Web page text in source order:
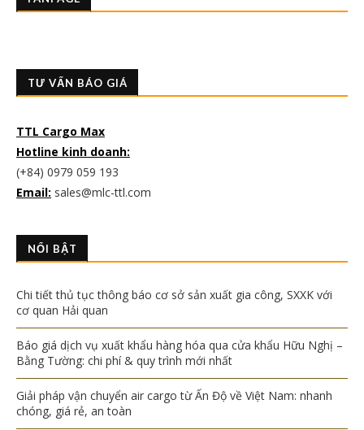
TƯ VẤN BÁO GIÁ
TTL Cargo Max
Hotline kinh doanh:
(+84) 0979 059 193
Email: sales@mlc-ttl.com
NỔI BẬT
Chi tiết thủ tục thông báo cơ sở sản xuất gia công, SXXK với
cơ quan Hải quan
Báo giá dịch vụ xuất khẩu hàng hóa qua cửa khẩu Hữu Nghị –
Bằng Tường: chi phí & quy trình mới nhất
Giải pháp vận chuyển air cargo từ Ấn Độ về Việt Nam: nhanh
chóng, giá rẻ, an toàn